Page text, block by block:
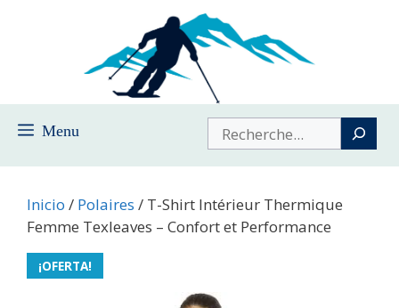
Menu Buscar
Inicio / Polaires / T-Shirt Intérieur Thermique
Femme Texleaves – Confort et Performance
¡OFERTA!